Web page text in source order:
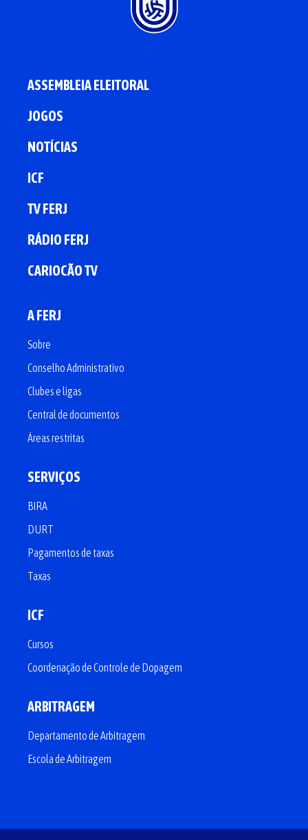
ASSEMBLEIA ELEITORAL
JOGOS
NOTÍCIAS
ICF
TV FERJ
RÁDIO FERJ
CARIOCÃO TV
A FERJ
Sobre
Conselho Administrativo
Clubes e ligas
Central de documentos
Áreas restritas
SERVIÇOS
BIRA
DURT
Pagamentos de taxas
Taxas
ICF
Cursos
Coordenação de Controle de Dopagem
ARBITRAGEM
Departamento de Arbitragem
Escola de Arbitragem